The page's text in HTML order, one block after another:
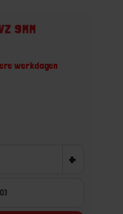
9MM
werkdagen
+